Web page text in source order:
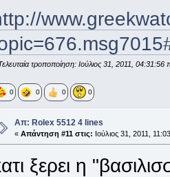
τροποποίηση: Ιούλιος 31, 2011,
0 0 0 0
Απ: Rolex 5512 4 lines
« Απάντηση #11 στις: Ιούλιος 31, 2011,
ξερει η